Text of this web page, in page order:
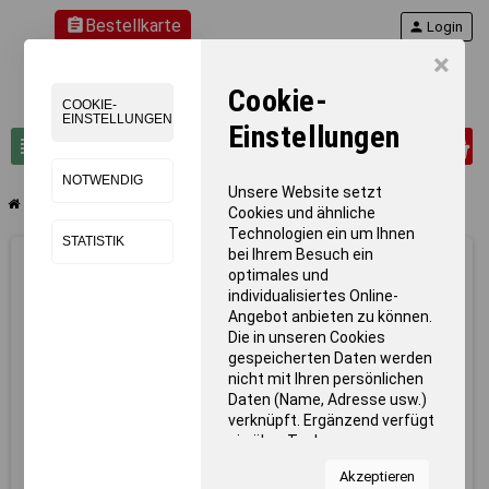
×
COOKIE-
EINSTELLUNGEN
NOTWENDIG
STATISTIK
Cookie-
Einstellungen
Unsere Website setzt
Cookies und ähnliche
Technologien ein um Ihnen
bei Ihrem Besuch ein
optimales und
individualisiertes Online-
Angebot anbieten zu können.
Die in unseren Cookies
gespeicherten Daten werden
nicht mit Ihren persönlichen
Daten (Name, Adresse usw.)
verknüpft. Ergänzend verfügt
sie über Tools von
Statistiken zur Nutzung
Akzeptieren
assignmentBestellkarte
view_headline search
person Login
Tischtennistisch-Netzbefestigung Netzgarnitur Klick